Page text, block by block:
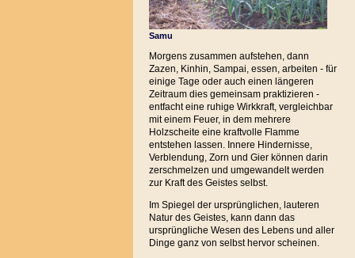
Samu
Morgens zusammen aufstehen, dann
Zazen, Kinhin, Sampai, essen, arbeiten - für
einige Tage oder auch einen längeren
Zeitraum dies gemeinsam praktizieren -
entfacht eine ruhige Wirkkraft, vergleichbar
mit einem Feuer, in dem mehrere
Holzscheite eine kraftvolle Flamme
entstehen lassen. Innere Hindernisse,
Verblendung, Zorn und Gier können darin
zerschmelzen und umgewandelt werden
zur Kraft des Geistes selbst.
Im Spiegel der ursprünglichen, lauteren
Natur des Geistes, kann dann das
ursprüngliche Wesen des Lebens und aller
Dinge ganz von selbst hervor scheinen.